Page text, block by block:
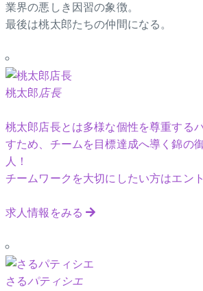
業界の悪しき因習の象徴。
最後は桃太郎たちの仲間になる。
桃太郎店長
桃太郎店長とは多様な個性を尊重する
すため、チームを目標達成へ導く錦の
人！
チームワークを大切にしたい方はエン
求人情報をみる
さるパティシエ